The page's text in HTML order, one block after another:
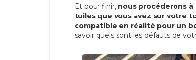
Et pour finir, nous procéderons
tuiles que vous avez sur votre
compatible en réalité pour un
savoir quels sont les défauts de